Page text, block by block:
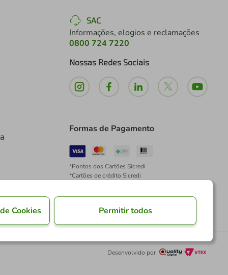
SAC
Informações, elogios e reclamações
0800 724 7220
Nossas Redes Sociais
Formas de Pagamento
*Pontos dos Cartões Sicredi
*Cartões de crédito Sicredi
Desenvolvido por
Cookies Permitir todos